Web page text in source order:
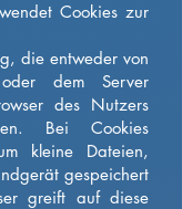
Cookies zur
die entweder von
dem Server
des Nutzers
Bei Cookies
kleine Dateien,
gespeichert
greift auf diese